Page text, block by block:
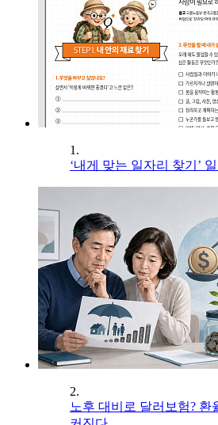
1.
‘내게 맞는 일자리 찾기’
2.
노후 대비로 달러보험? 환